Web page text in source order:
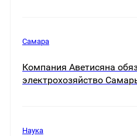
Самара
Компания Аветисяна
электрохозяйство
Наука